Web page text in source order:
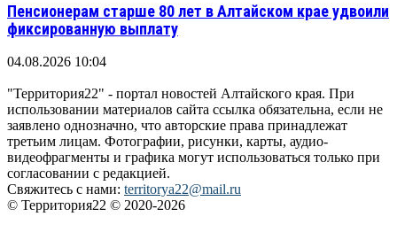
Пенсионерам старше 80 лет в Алтайском крае удвоили
фиксированную выплату
04.08.2026 10:04
"Территория22" - портал новостей Алтайского края. При
использовании материалов сайта ссылка обязательна, если не
заявлено однозначно, что авторские права принадлежат
третьим лицам. Фотографии, рисунки, карты, аудио-
видеофрагменты и графика могут использоваться только при
согласовании с редакцией.
Свяжитесь с нами: territorya22@mail.ru
© Территория22 © 2020-2026